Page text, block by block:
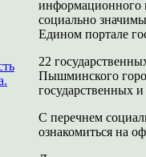
информационного
социально
Едином портале
22
Пышминского
государственных
С перечнем
ознакомиться на